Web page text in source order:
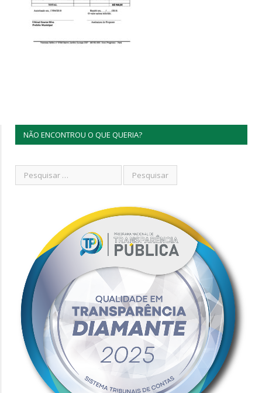
NÃO ENCONTROU O QUE QUERIA?